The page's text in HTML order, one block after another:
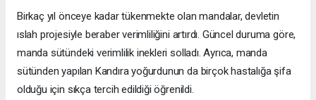
Birkaç yıl önceye kadar tükenmekte olan mandalar, devletin
ıslah projesiyle beraber verimliliğini artırdı. Güncel duruma göre,
manda sütündeki verimlilik inekleri solladı. Ayrıca, manda
sütünden yapılan Kandıra yoğurdunun da birçok hastalığa şifa
olduğu için sıkça tercih edildiği öğrenildi.